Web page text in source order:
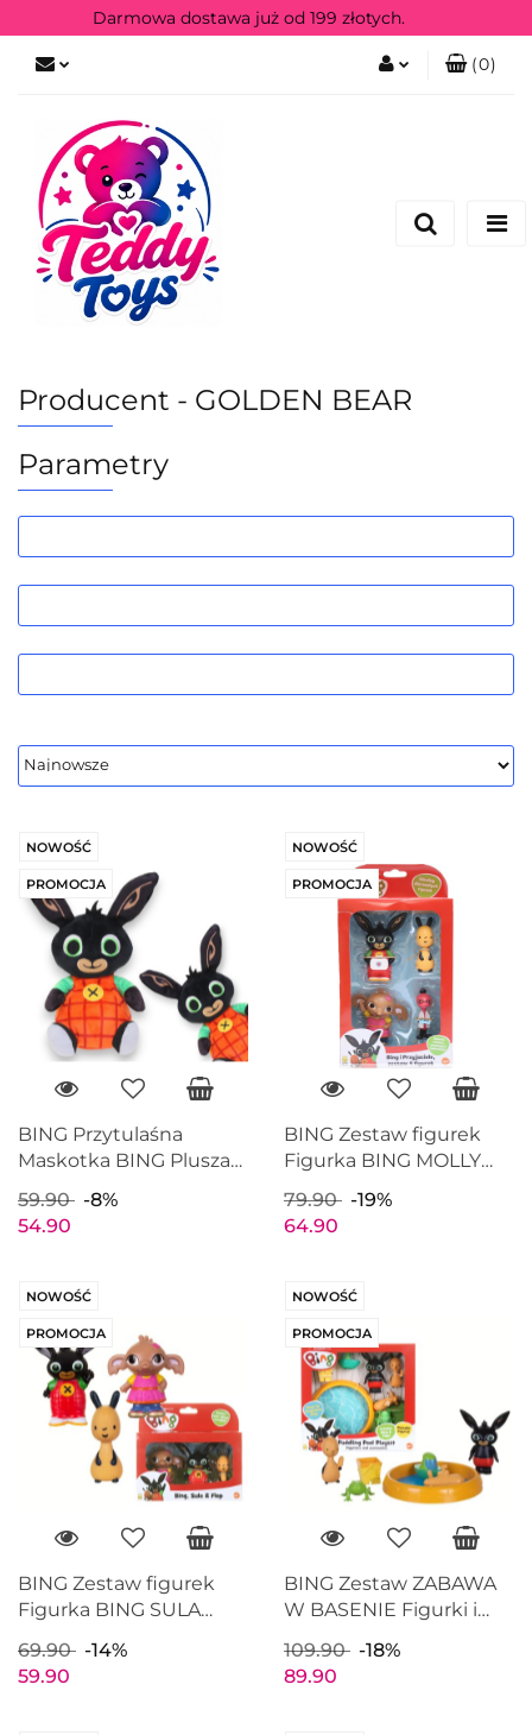
Darmowa dostawa już od 199 złotych.
(0)
Producent - GOLDEN BEAR
Parametry
NOWOŚĆ
PROMOCJA
BING Przytulaśna
Maskotka BING Pluszak
59.90
-8%
54.90
NOWOŚĆ
PROMOCJA
BING Zestaw figurek
Figurka BING MOLLY
GOLDEN BEAR 3692
79.90
-19%
64.90
NOWOŚĆ
PROMOCJA
BING Zestaw figurek
Figurka BING SULA
BEAR 3661
69.90
-14%
59.90
NOWOŚĆ
PROMOCJA
BING Zestaw ZABAWA
W BASENIE Figurki i
BEAR 3681
109.90
-18%
89.90